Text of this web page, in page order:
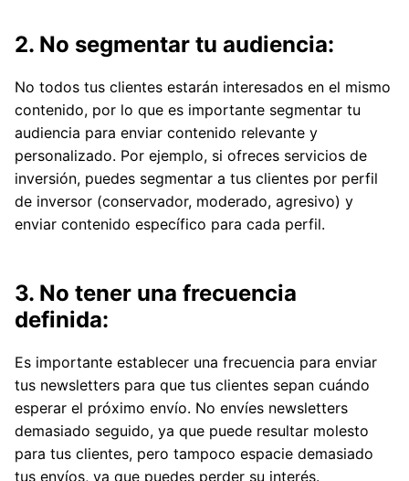
2. No segmentar tu audiencia:
No todos tus clientes estarán interesados en el mismo
contenido, por lo que es importante segmentar tu
audiencia para enviar contenido relevante y
personalizado. Por ejemplo, si ofreces servicios de
inversión, puedes segmentar a tus clientes por perfil
de inversor (conservador, moderado, agresivo) y
enviar contenido específico para cada perfil.
3. No tener una frecuencia
definida:
Es importante establecer una frecuencia para enviar
tus newsletters para que tus clientes sepan cuándo
esperar el próximo envío. No envíes newsletters
demasiado seguido, ya que puede resultar molesto
para tus clientes, pero tampoco espacie demasiado
tus envíos, ya que puedes perder su interés.